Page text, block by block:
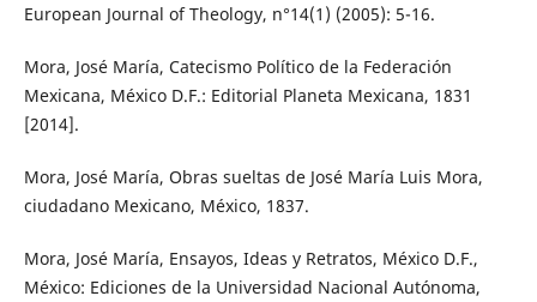
European Journal of Theology, n°14(1) (2005): 5-16.
Mora, José María, Catecismo Político de la Federación
Mexicana, México D.F.: Editorial Planeta Mexicana, 1831
[2014].
Mora, José María, Obras sueltas de José María Luis Mora,
ciudadano Mexicano, México, 1837.
Mora, José María, Ensayos, Ideas y Retratos, México D.F.,
México: Ediciones de la Universidad Nacional Autónoma,